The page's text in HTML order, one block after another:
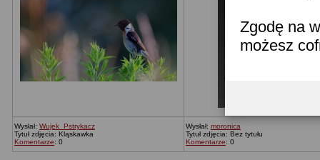
Zgodę na
możesz
Wysłał: Wujek_Pstrykacz
Tytuł zdjęcia: Kląskawka
Komentarze: 0
Wysłał: moronica
Tytuł zdjęcia: Bez tytułu
Komentarze: 0